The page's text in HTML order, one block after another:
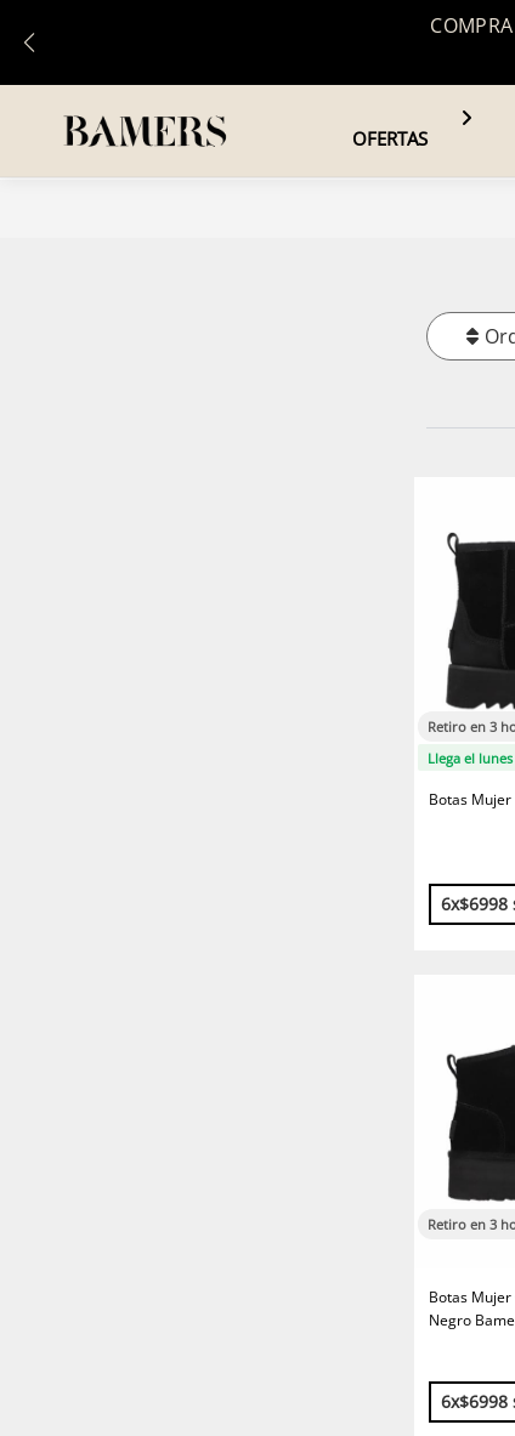
OFERTAS
Retiro en 3
Llega el
Botas
Retiro en 3
Botas
Negro